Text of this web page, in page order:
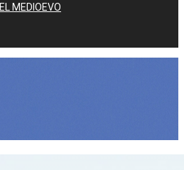
MEDIOEVO